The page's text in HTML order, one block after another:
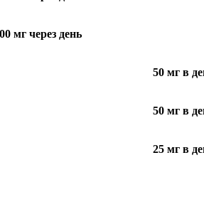
мг через день
50 мг в
50 мг в
25 мг в